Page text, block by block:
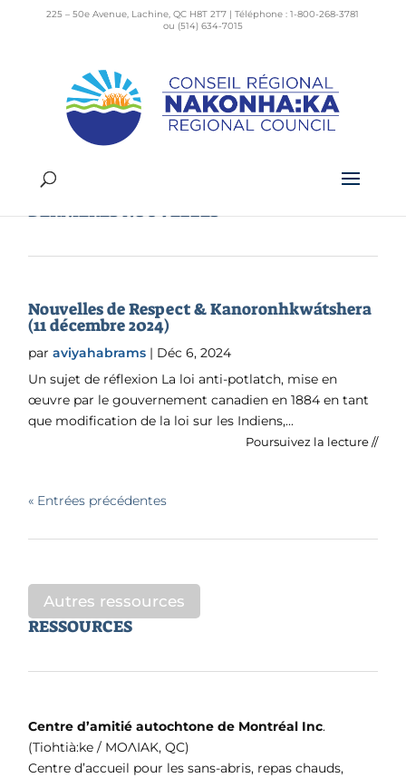
225 – 50e Avenue, Lachine, QC H8T 2T7 | Téléphone : 1-800-268-3781
ou (514) 634-7015
Sécurité alimentaire
DERNIÈRES NOUVELLES
Nouvelles de Respect & Kanoronhkwátshera
(11 décembre 2024)
paraviyahabrams | Déc 6, 2024
Un sujet de réflexion La loi anti-potlatch, mise en
œuvre par le gouvernement canadien en 1884 en tant
que modification de la loi sur les Indiens,...
Poursuivez la lecture //
« Entrées précédentes
Autres ressources
RESSOURCES
Centre d’amitié autochtone de Montréal Inc.
(Tiohtià:ke / MOɅIAK, QC)
Centre d’accueil pour les sans-abris, repas chauds,